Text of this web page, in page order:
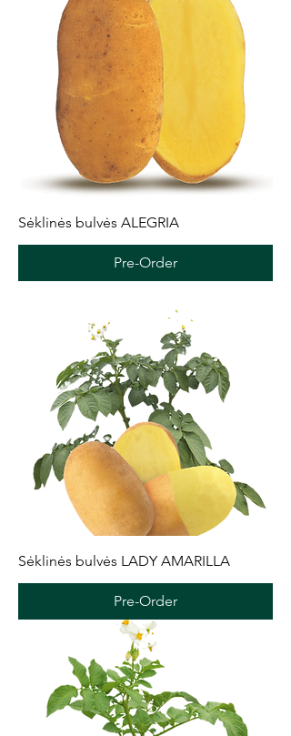
Sėklinės bulvės ALEGRIA
Pre-Order
Sėklinės bulvės LADY AMARILLA
Pre-Order